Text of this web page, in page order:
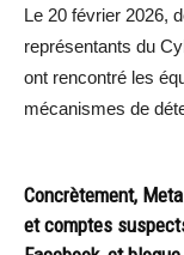
Le 20 février 2026,
représentants du
ont rencontré les
mécanismes de
Concrètement,
et comptes